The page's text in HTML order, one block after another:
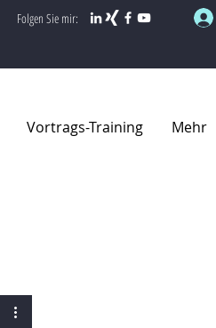
Folgen Sie mir:
Vortrags-Training Mehr